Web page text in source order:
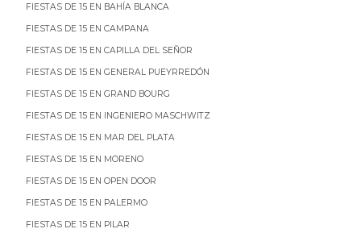
FIESTAS DE 15 EN BAHÍA BLANCA
FIESTAS DE 15 EN CAMPANA
FIESTAS DE 15 EN CAPILLA DEL SEÑOR
FIESTAS DE 15 EN GENERAL PUEYRREDÓN
FIESTAS DE 15 EN GRAND BOURG
FIESTAS DE 15 EN INGENIERO MASCHWITZ
FIESTAS DE 15 EN MAR DEL PLATA
FIESTAS DE 15 EN MORENO
FIESTAS DE 15 EN OPEN DOOR
FIESTAS DE 15 EN PALERMO
FIESTAS DE 15 EN PILAR